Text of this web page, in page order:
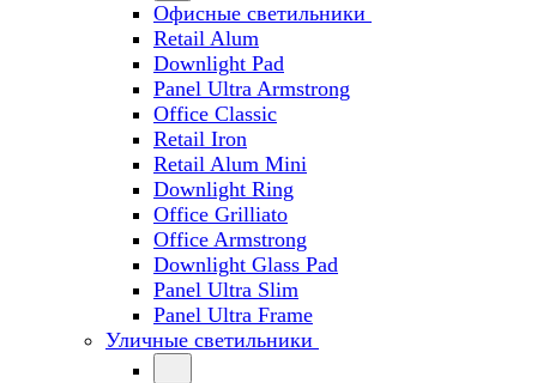
Офисные светильники
Retail Alum
Downlight Pad
Panel Ultra Armstrong
Office Classic
Retail Iron
Retail Alum Mini
Downlight Ring
Office Grilliato
Office Armstrong
Downlight Glass Pad
Panel Ultra Slim
Panel Ultra Frame
Уличные светильники